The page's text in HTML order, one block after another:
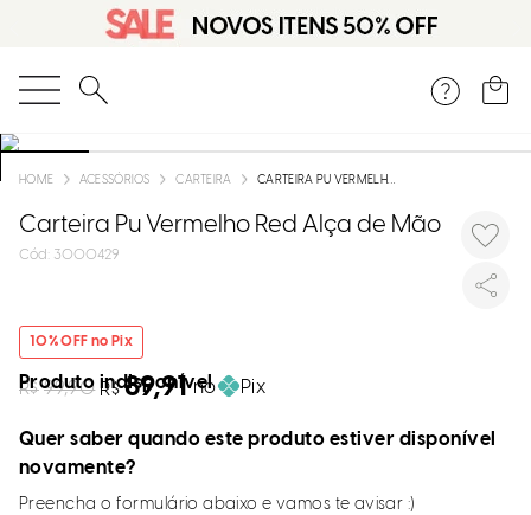
O que você está procurando?
ACESSÓRIOS CARTEIRA CARTEIRA PU VERMELHO RED ALÇA DE MÃO
Carteira Pu Vermelho Red Alça de Mão
: 3000429
10% OFF no Pix
R$ 99,90 R$ 89,91 no Pix
Produto indisponível
Quer saber quando este produto estiver disponível
novamente?
Preencha o formulário abaixo e vamos te avisar :)